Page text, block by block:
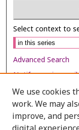
Select context to
Advanced Search
Notify me via
Browse
Collections
We use cookies
work. We may
improve, and